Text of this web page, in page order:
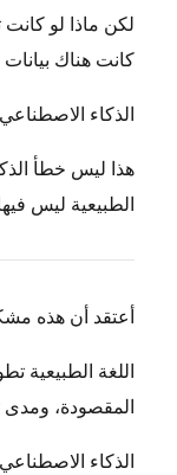
لكن ماذا لو
كانت هناك
الذكاء
هذا ليس خطأ
الطبيعية ليس
أعتقد أن هذه
اللغة الطبيعية
المقصودة، ومدى
الذكاء